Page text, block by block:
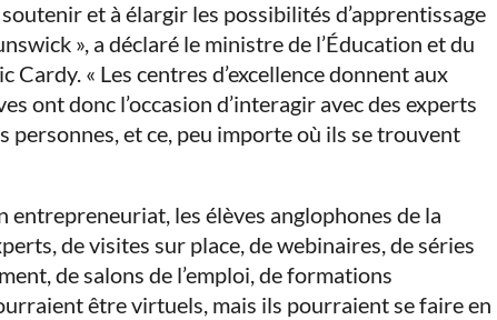
et à élargir les possibilités d’apprentissage
», a déclaré le ministre de l’Éducation et du
« Les centres d’excellence donnent aux
ont donc l’occasion d’interagir avec des experts
personnes, et ce, peu importe où ils se trouvent
entrepreneuriat, les élèves anglophones de la
de visites sur place, de webinaires, de séries
de salons de l’emploi, de formations
être virtuels, mais ils pourraient se faire en